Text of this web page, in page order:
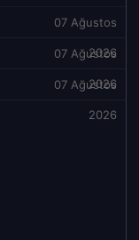
07 Ağustos
2026
07 Ağustos
2026
07 Ağustos
2026